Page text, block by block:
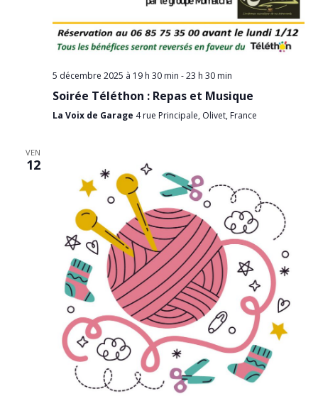
5 décembre 2025 à 19 h 30 min -23 h 30 min
Soirée Téléthon : Repas et Musique
La Voix de Garage 4 rue Principale, Olivet, France
VEN
12